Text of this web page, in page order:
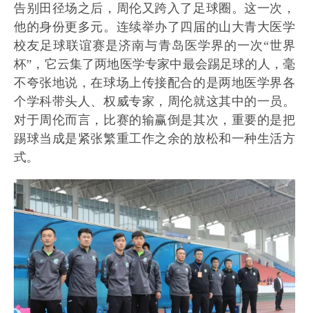
告别田径场之后，周伦又跨入了足球圈。这一次，
他的身份更多元。连续举办了四届的山大青大医学
校友足球联谊赛是济南与青岛医学界的一次“世界
杯”，它云集了两地医学专家中最会踢足球的人，毫
不夸张地说，在球场上传接配合的是两地医学界各
个学科带头人、权威专家，周伦就这其中的一员。
对于周伦而言，比赛的输赢倒是其次，重要的是把
踢球当成是紧张繁重工作之余的放松和一种生活方
式。